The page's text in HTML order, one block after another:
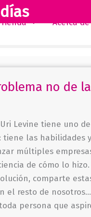
Tienda
Acerca
no de
Levine tiene uno
tiene las habilidades
múltiples
de cómo lo
comparte
el resto de
persona que